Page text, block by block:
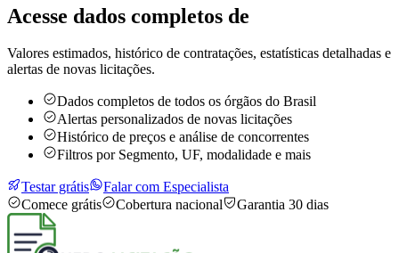
Acesse dados completos de
Valores estimados, histórico de contratações, estatísticas detalhadas e
alertas de novas licitações.
Dados completos de todos os órgãos do Brasil
Alertas personalizados de novas licitações
Histórico de preços e análise de concorrentes
Filtros por Segmento, UF, modalidade e mais
Testar grátis
Falar com Especialista
Comece grátis
Cobertura nacional Garantia 30 dias